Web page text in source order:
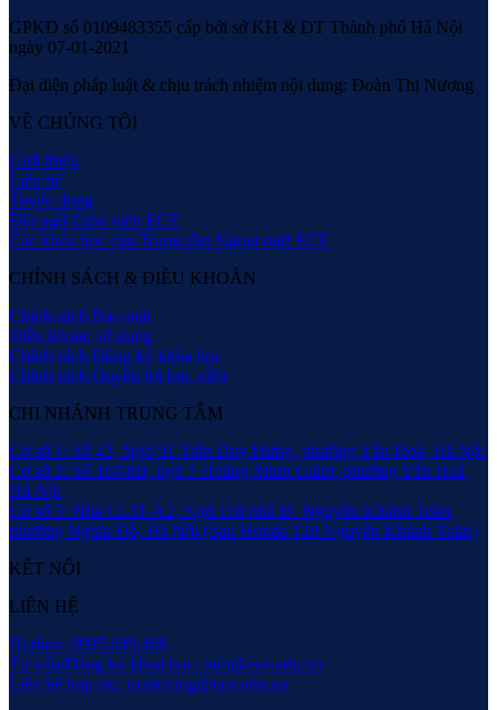
GPKD số 0109483355 cấp bởi sở KH & ĐT Thành phố Hà Nội
ngày 07-01-2021
Đại diện pháp luật & chịu trách nhiệm nội dung: Đoàn Thị Nương
VỀ CHÚNG TÔI
Giới thiệu
Liên hệ
Tuyển dụng
Đội ngữ Giáo viên ECE
Các khóa học của Trung tâm Ngoại ngữ ECE
CHÍNH SÁCH & ĐIỀU KHOẢN
Chính sách Bảo mật
Điều khoản sử dụng
Chính sách Đăng ký khóa học
Chính sách Quyền lợi học viên
CHI NHÁNH TRUNG TÂM
Cơ sở 1: Số 43, Ngõ 91 Trần Duy Hưng, phường Yên Hoà, Hà Nội
Cơ sở 2: Số 16N8B, ngõ 7 Hoàng Minh Giám, phường Yên Hoà,
Hà Nội
Cơ sở 3: Nhà CL11-A2, Ngõ 118 phố Đ. Nguyễn Khánh Toàn,
phường Nghĩa Đô, Hà Nội (Sau Honda 120 Nguyễn Khánh Toàn)
KẾT NỐI
LIÊN HỆ
Hotline: 0985.649.466
Tư vấn/Đăng ký khoá học: info@ece.edu.vn
Liên hệ hợp tác: marketing@ece.edu.vn